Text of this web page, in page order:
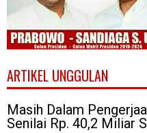
ARTIKEL UNGGULAN
Masih Dalam
Senilai Rp. 40,2 Miliar